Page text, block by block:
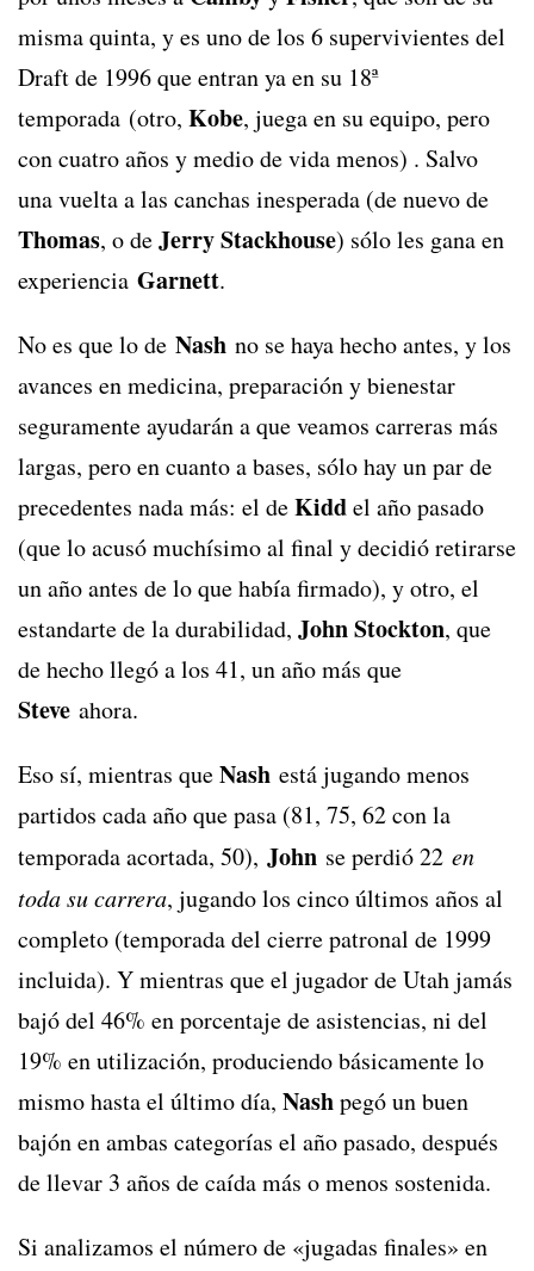
misma quinta, y es uno de los 6 supervivientes del
Draft de 1996 que entran ya en su 18ª
temporada (otro, Kobe, juega en su equipo, pero
con cuatro años y medio de vida menos) . Salvo
una vuelta a las canchas inesperada (de nuevo de
Thomas, o deJerry Stackhouse) sólo les gana en
experiencia Garnett.
No es que lo de Nash no se haya hecho antes, y los
avances en medicina, preparación y bienestar
seguramente ayudarán a que veamos carreras más
largas, pero en cuanto a bases, sólo hay un par de
precedentes nada más: el deKiddel año pasado
(que lo acusó muchísimo al final y decidió retirarse
un año antes de lo que había firmado), y otro, el
estandarte de la durabilidad, John Stockton, que
de hecho llegó a los 41, un año más que
Steve ahora.
Eso sí, mientras queNash está jugando menos
partidos cada año que pasa (81, 75, 62 con la
temporada acortada, 50), John se perdió 22 en
toda su carrera, jugando los cinco últimos años al
completo (temporada del cierre patronal de 1999
incluida). Y mientras que el jugador de Utah jamás
bajó del 46% en porcentaje de asistencias, ni del
19% en utilización, produciendo básicamente lo
mismo hasta el último día, Nashpegó un buen
bajón en ambas categorías el año pasado, después
de llevar 3 años de caída más o menos sostenida.
Si analizamos el número de «jugadas finales» en